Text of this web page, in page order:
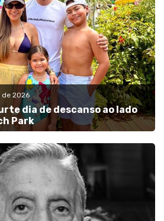
de 2026
dia de descanso ao lado
Park